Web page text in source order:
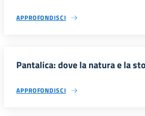
APPROFONDISCI
Pantalica: dove la natura e la
APPROFONDISCI